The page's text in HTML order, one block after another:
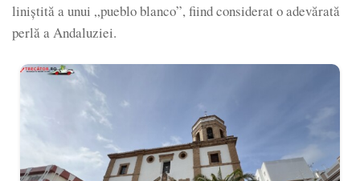
liniștită a unui „pueblo blanco”, fiind considerat o adevărată
perlă a Andaluziei.